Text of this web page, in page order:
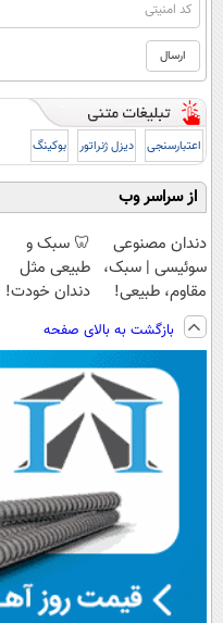
اعتبارسنجی دیزل ژنراتور بوکینگ
از سراسر وب
دندان مصنوعی
سوئیسی | سبک،
مقاوم، طبیعی!
ویزیت
رایگان+پرداخت
اقساطی😍
🦷 سبک و
طبیعی مثل
دندان خودت!
پرداخت اقساطی
💳 📍 تهران
بازگشت به بالای صفحه